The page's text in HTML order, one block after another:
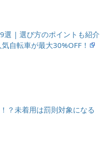
選 | 選び方のポイントも紹介
自転車が最大30%OFF！
？未着用は罰則対象になる